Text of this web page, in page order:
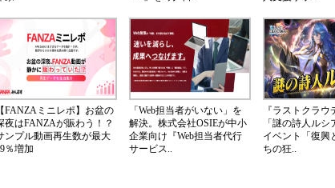
【FANZAミニレポ】お盆の
夜はFANZAが賑わう！？
ンプル動画再生数が最大
％増加
「Web担当者がいない」を
解決。株式会社OSIEが中小
企業向け『Web担当者代行
サービス..
『ラストクラウ
「謎の詩人ルシ
イベント「復興
ちの狂..